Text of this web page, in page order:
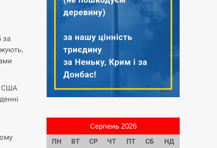
за
США
Серпень 2026
ПН ВТ СР ЧТ ПТ СБ НД